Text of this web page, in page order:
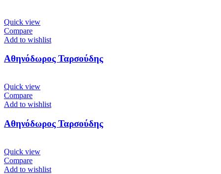
Quick view
Compare
Add to wishlist
Αθηνόδωρος Ταρσούδης
Quick view
Compare
Add to wishlist
Αθηνόδωρος Ταρσούδης
Quick view
Compare
Add to wishlist